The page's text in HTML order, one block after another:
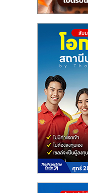
ไชส์
ขาย
แฟ
ไชส์
แฟ